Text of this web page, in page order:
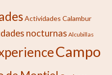
Actividades Calambur
nocturnas Alcubillas
Campo